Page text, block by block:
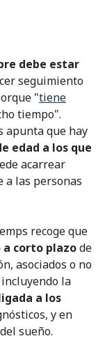
debe estar
seguimiento
"tiene
tiempo".
apunta que hay
edad a los que
acarrear
a las personas
recoge que
corto plazode
asociados o no
la
a los
y en
sueño.